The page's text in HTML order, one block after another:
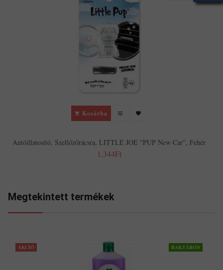
Kosárba
Autóillatosító, Szellőzőrácsra, LITTLE JOE "PUP New Car", Fehér
1,344Ft
Megtekintett termékek
AKCIÓ RAKTÁRON